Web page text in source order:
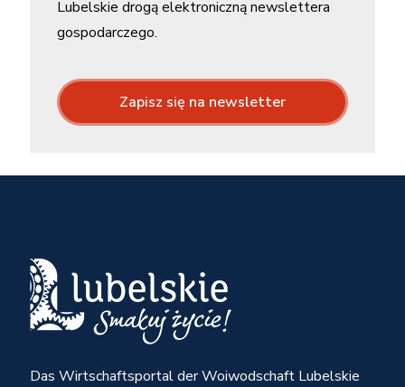
Lubelskie drogą elektroniczną newslettera
gospodarczego.
Zapisz się na newsletter
Das Wirtschaftsportal der Woiwodschaft Lubelskie